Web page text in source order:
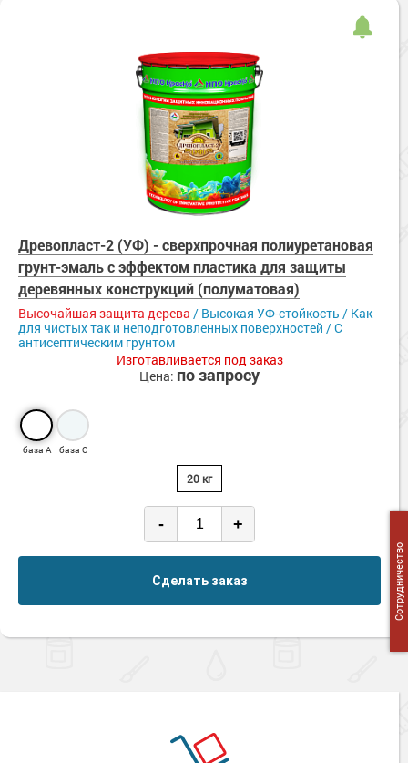
Древопласт-2 (УФ) - сверхпрочная полиуретановая
грунт-эмаль с эффектом пластика для защиты
деревянных конструкций (полуматовая)
Высочайшая защита дерева / Высокая УФ-стойкость / Как
для чистых так и неподготовленных поверхностей / С
антисептическим грунтом
Изготавливается под заказ
Цена: по запросу
база А база С
20 кг
- +
Сделать заказ Сотрудничество